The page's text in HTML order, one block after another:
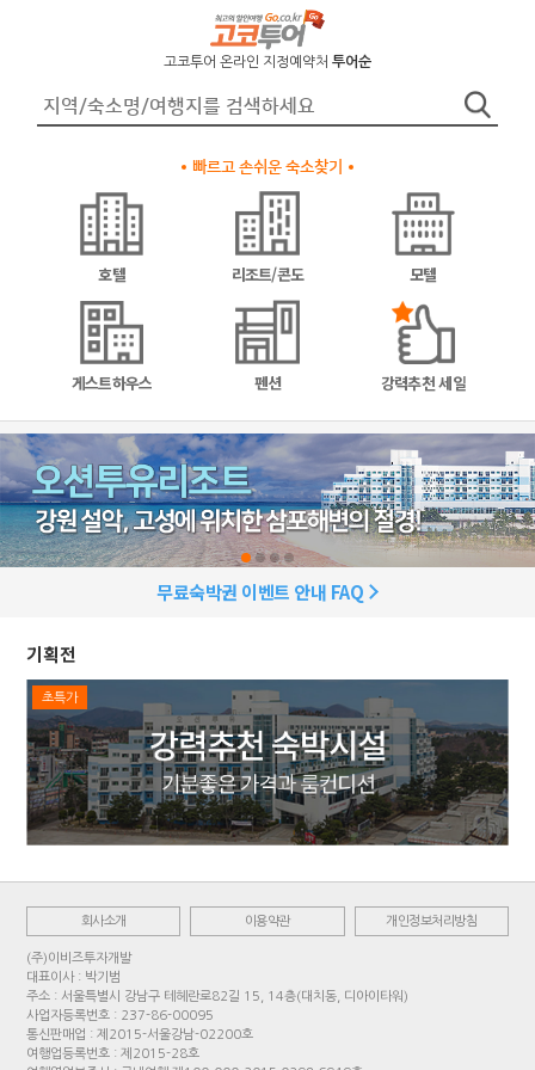
고코투어 온라인 지정예약처 투어순
빠르고 손쉬운 숙소찾기
호텔 리조트/콘도 모텔
게스트하우스 펜션 강력추천 세일
무료숙박권 이벤트 안내 FAQ
기획전
초특가
회사소개 이용약관 개인정보처리방침
(주)이비즈투자개발
대표이사 : 박기범
주소 : 서울특별시 강남구 테헤란로82길 15, 14층(대치동, 디아이타워)
사업자등록번호 : 237-86-00095
통신판매업 : 제2015-서울강남-02200호
여행업등록번호 : 제2015-28호